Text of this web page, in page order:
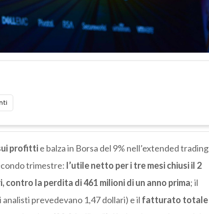
profittie balza in Borsa del 9% nell’extended trading
trimestre: l’utile netto per i tre mesi chiusi il 2
la perdita di 461 milioni di un anno prima; il
analisti prevedevano 1,47 dollari) e il fatturato totale